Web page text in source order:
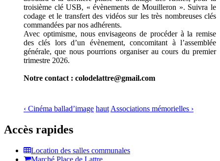
troisième clé USB, « évènements de Mouilleron ». Suivra le
codage et le transfert des vidéos sur les très nombreuses clés
commandées par nos adhérents.
Avec optimisme, nous envisageons de procéder à la remise
des clés lors d’un évènement, concomitant à l’assemblée
générale, que nous pourrions organiser au cours du premier
trimestre 2026.
Notre contact : colodelattre@gmail.com
‹ Cinéma ballad’image haut Associations mémorielles ›
Accès rapides
Location des salles communales
Marché Place de Lattre